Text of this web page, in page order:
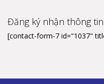
Đăng ký nhận thông
[contact-form-7 id="1037"